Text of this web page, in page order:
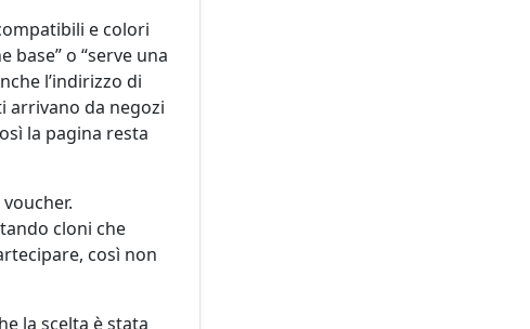
e colori
o “serve una
l’indirizzo di
arrivano da negozi
la pagina resta
cloni che
così non
la scelta è stata